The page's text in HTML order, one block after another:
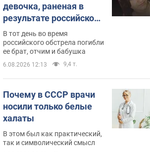
девочка, раненая в
результате российской
атаки на Сумскую
область. Фото
В тот день во время
российского обстрела погибли
ее брат, отчим и бабушка
6.08.2026 12:13 9,4 т.
Почему в СССР врачи
носили только белые
халаты
В этом был как практический,
так и символический смысл